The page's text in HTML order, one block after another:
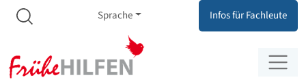
Zum Inhalt springen
Zur Navigation springen
Meta Navigation
Sprache Infos für Fachleute